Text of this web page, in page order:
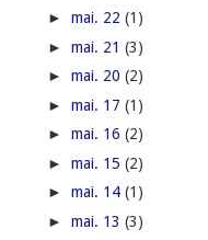
► mai. 22 (1)
► mai. 21 (3)
► mai. 20 (2)
► mai. 17 (1)
► mai. 16 (2)
► mai. 15 (2)
► mai. 14 (1)
► mai. 13 (3)